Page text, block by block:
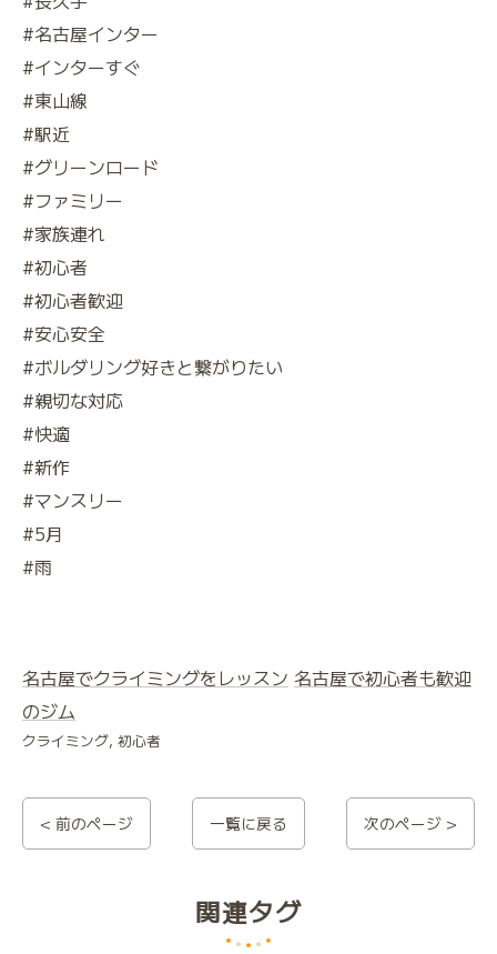
#名古屋インター
#インターすぐ
#東山線
#駅近
#グリーンロード
#ファミリー
#家族連れ
#初心者
#初心者歓迎
#安心安全
#ボルダリング好きと繋がりたい
#親切な対応
#快適
#新作
#マンスリー
#5月
#雨
名古屋でクライミングをレッスン 名古屋で初心者も歓迎
のジム
クライミング 初心者
< 前のページ 一覧に戻る 次のページ >
関連タグ